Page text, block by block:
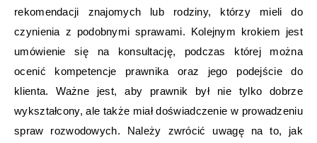
rekomendacji znajomych lub rodziny, którzy mieli do
czynienia z podobnymi sprawami. Kolejnym krokiem jest
umówienie się na konsultację, podczas której można
ocenić kompetencje prawnika oraz jego podejście do
klienta. Ważne jest, aby prawnik był nie tylko dobrze
wykształcony, ale także miał doświadczenie w prowadzeniu
spraw rozwodowych. Należy zwrócić uwagę na to, jak